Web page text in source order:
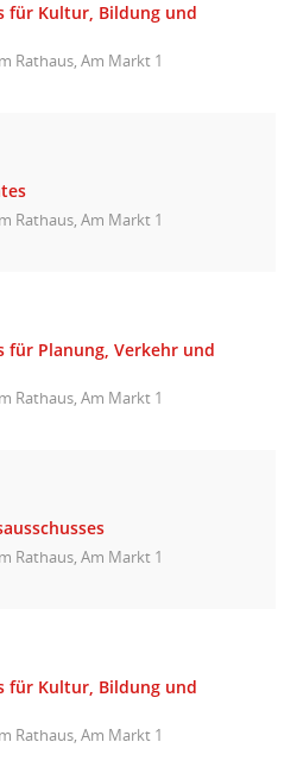
für Kultur, Bildung und
Rathaus, Am Markt 1
Rathaus, Am Markt 1
für Planung, Verkehr und
Rathaus, Am Markt 1
Rathaus, Am Markt 1
für Kultur, Bildung und
Rathaus, Am Markt 1